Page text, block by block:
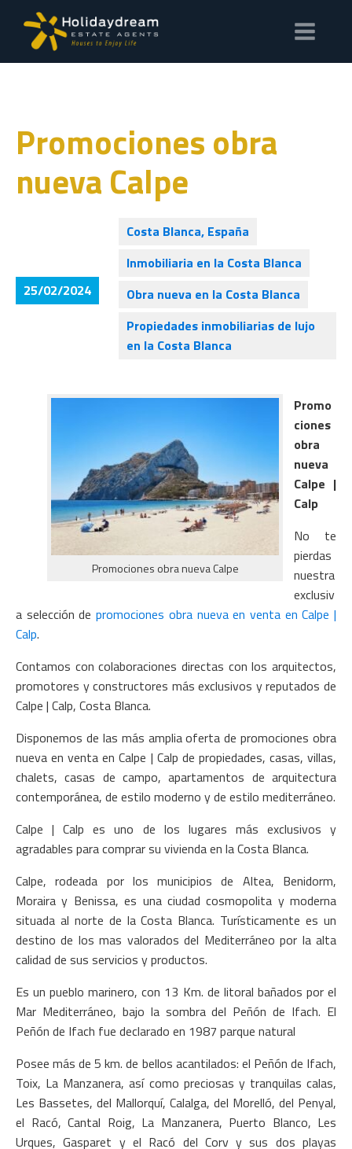
Promociones obra
nueva Calpe
25/02/2024
Costa Blanca, España
Inmobiliaria en la Costa Blanca
Obra nueva en la Costa Blanca
Propiedades inmobiliarias de lujo
en la Costa Blanca
Promociones obra nueva Calpe
Promo
ciones
obra
nueva
Calpe |
Calp
No te
pierdas
nuestra
exclusiv
a selección depromociones obra nueva en venta en Calpe |
Calp.
Contamos con colaboraciones directas con los arquitectos,
promotores y constructores más exclusivos y reputados de
Calpe | Calp, Costa Blanca.
Disponemos de las más amplia oferta de promociones obra
nueva en venta en Calpe | Calp de propiedades, casas, villas,
chalets, casas de campo, apartamentos de arquitectura
contemporánea, de estilo moderno y de estilo mediterráneo.
Calpe | Calp es uno de los lugares más exclusivos y
agradables para comprar su vivienda en la Costa Blanca.
Calpe, rodeada por los municipios de Altea, Benidorm,
Moraira y Benissa, es una ciudad cosmopolita y moderna
situada al norte de la Costa Blanca. Turísticamente es un
destino de los mas valorados del Mediterráneo por la alta
calidad de sus servicios y productos.
Es un pueblo marinero, con 13 Km. de litoral bañados por el
Mar Mediterráneo, bajo la sombra del Peñón de Ifach. El
Peñón de Ifach fue declarado en 1987 parque natural
Posee más de 5 km. de bellos acantilados: el Peñón de Ifach,
Toix, La Manzanera, así como preciosas y tranquilas calas,
Les Bassetes, del Mallorquí, Calalga, del Morelló, del Penyal,
el Racó, Cantal Roig, La Manzanera, Puerto Blanco, Les
Urques, Gasparet y el Racó del Corv y sus dos playas